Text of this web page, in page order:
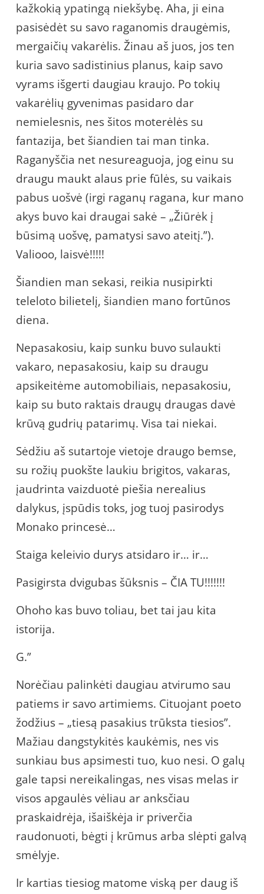
kažkokią ypatingą niekšybę. Aha, ji eina
pasisėdėt su savo raganomis draugėmis,
mergaičių vakarėlis. Žinau aš juos, jos ten
kuria savo sadistinius planus, kaip savo
vyrams išgerti daugiau kraujo. Po tokių
vakarėlių gyvenimas pasidaro dar
nemielesnis, nes šitos moterėlės su
fantazija, bet šiandien tai man tinka.
Raganyščia net nesureaguoja, jog einu su
draugu maukt alaus prie fūlės, su vaikais
pabus uošvė (irgi raganų ragana, kur mano
akys buvo kai draugai sakė – „Žiūrėk į
būsimą uošvę, pamatysi savo ateitį.”).
Valiooo, laisvė!!!!!
Šiandien man sekasi, reikia nusipirkti
teleloto bilietelį, šiandien mano fortūnos
diena.
Nepasakosiu, kaip sunku buvo sulaukti
vakaro, nepasakosiu, kaip su draugu
apsikeitėme automobiliais, nepasakosiu,
kaip su buto raktais draugų draugas davė
krūvą gudrių patarimų. Visa tai niekai.
Sėdžiu aš sutartoje vietoje draugo bemse,
su rožių puokšte laukiu brigitos, vakaras,
įaudrinta vaizduotė piešia nerealius
dalykus, įspūdis toks, jog tuoj pasirodys
Monako princesė…
Staiga keleivio durys atsidaro ir… ir…
Pasigirsta dvigubas šūksnis – ČIA TU!!!!!!!
Ohoho kas buvo toliau, bet tai jau kita
istorija.
G.”
Norėčiau palinkėti daugiau atvirumo sau
patiems ir savo artimiems. Cituojant poeto
žodžius – „tiesą pasakius trūksta tiesios”.
Mažiau dangstykitės kaukėmis, nes vis
sunkiau bus apsimesti tuo, kuo nesi. O galų
gale tapsi nereikalingas, nes visas melas ir
visos apgaulės vėliau ar anksčiau
praskaidrėja, išaiškėja ir priverčia
raudonuoti, bėgti į krūmus arba slėpti galvą
smėlyje.
Ir kartias tiesiog matome viską per daug iš